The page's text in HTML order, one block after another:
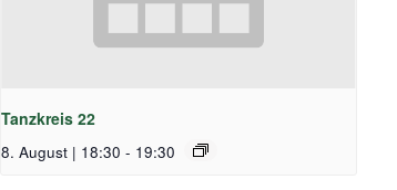
Tanzkreis 22
8. August | 18:30 - 19:30